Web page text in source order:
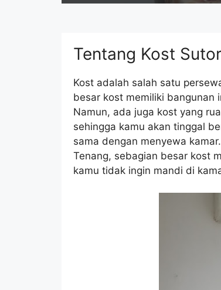
Tentang Kost
Kost adalah salah satu
besar kost memiliki bangunan
Namun, ada juga kost yang
sehingga kamu akan tinggal
sama dengan menyewa
Tenang, sebagian besar kost
kamu tidak ingin mandi di